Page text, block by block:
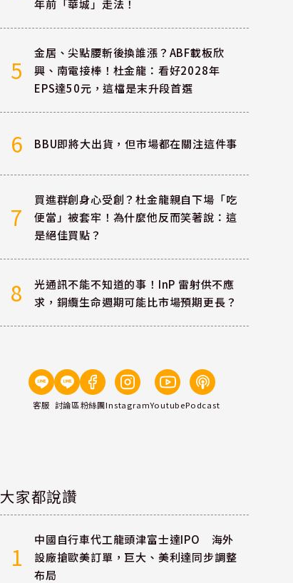
年前「華城」走法！
5
金居、尖點腰斬後換誰漲？ABF載板欣
興、南電接棒！杜金龍：看好2028年
EPS達50元，這檔是末升段首選
6 BBU即將大出貨，但市場都在關注這件事
7
買進群創身心受創？杜金龍親自下場「吃
便當」被套牢！為什麼他反而笑著說：這
是絕佳買點？
8
光通訊不能不知道的事！InP 雷射供不應
求，銅纜生命週期可能比市場預期更長？
客服 討論區粉絲團InstagramYoutubePodcast
大家都說讚
1
中國自行車代工龍頭津富士達IPO 海外
設廠搶歐美訂單，巨大、美利達同步調整
布局